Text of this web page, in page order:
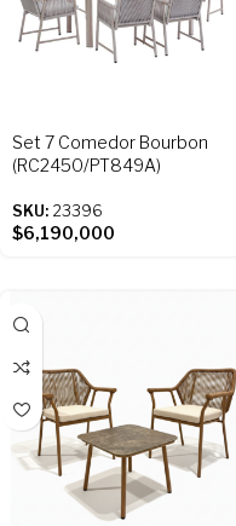
Set 7 Comedor Bourbon
(RC2450/PT849A)
SKU: 23396
$6,190,000